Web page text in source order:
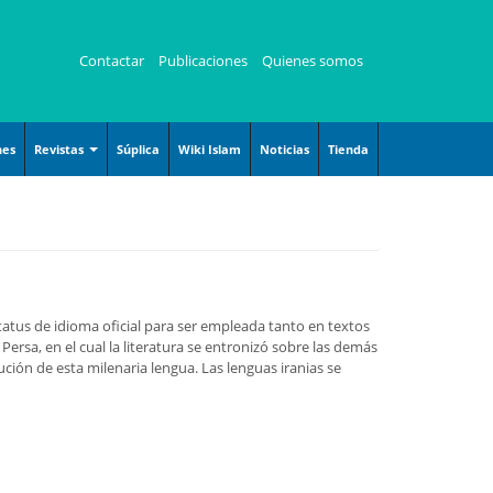
Contactar Publicaciones Quienes somos
Revistas Súplica Wiki Islam Noticias Tienda
de idioma oficial para ser empleada tanto en textos
en el cual la literatura se entronizó sobre las demás
de esta milenaria lengua. Las lenguas iranias se